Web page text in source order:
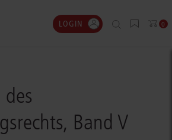
LOGIN 0
Band V